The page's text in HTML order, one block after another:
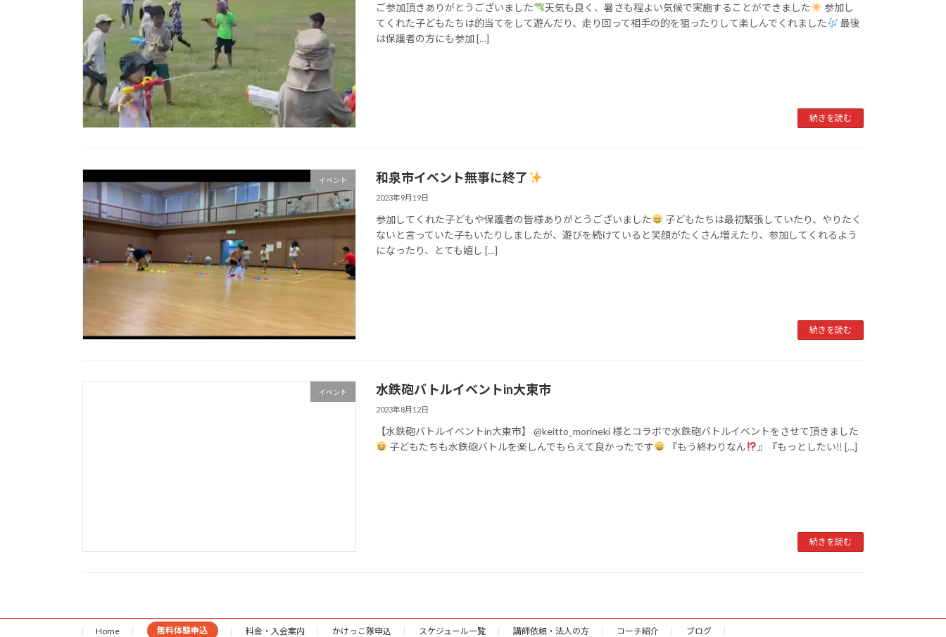
ご参加頂きありがとうございました 天気も良く、暑さも程よい気候で実施することができました
参加し
てくれた子どもたちは的当てをして遊んだり、走り回って相手の的を狙ったりして楽しんでくれました
最後
は保護者の方にも参加 […]
続きを読む
イベント 和泉市イベント無事に終了
2023年9月19日
参加してくれた子どもや保護者の皆様ありがとうございました
子どもたちは最初緊張していたり、やりたく
ないと言っていた子もいたりしましたが、遊びを続けていると笑顔がたくさん増えたり、参加してくれるよう
になったり、とても嬉し […]
続きを読む
イベント 水鉄砲バトルイベントin大東市
2023年8月12日
【水鉄砲バトルイベントin大東市】 @keitto_morineki 様とコラボで水鉄砲バトルイベントをさせて頂きました
子どもたちも水鉄砲バトルを楽しんでもらえて良かったです
『もう終わりなん 』『もっとしたい‼ […]
続きを読む
Home 無料体験申込 料金・入会案内 かけっこ隊申込 スケジュール一覧 講師依頼・法人の方 コーチ紹介 ブログ